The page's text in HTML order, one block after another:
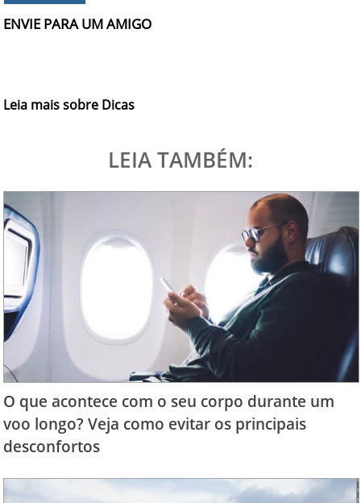
ENVIE PARA UM AMIGO
Leia mais sobre Dicas
LEIA TAMBÉM:
O que acontece com o seu corpo durante um
voo longo? Veja como evitar os principais
desconfortos